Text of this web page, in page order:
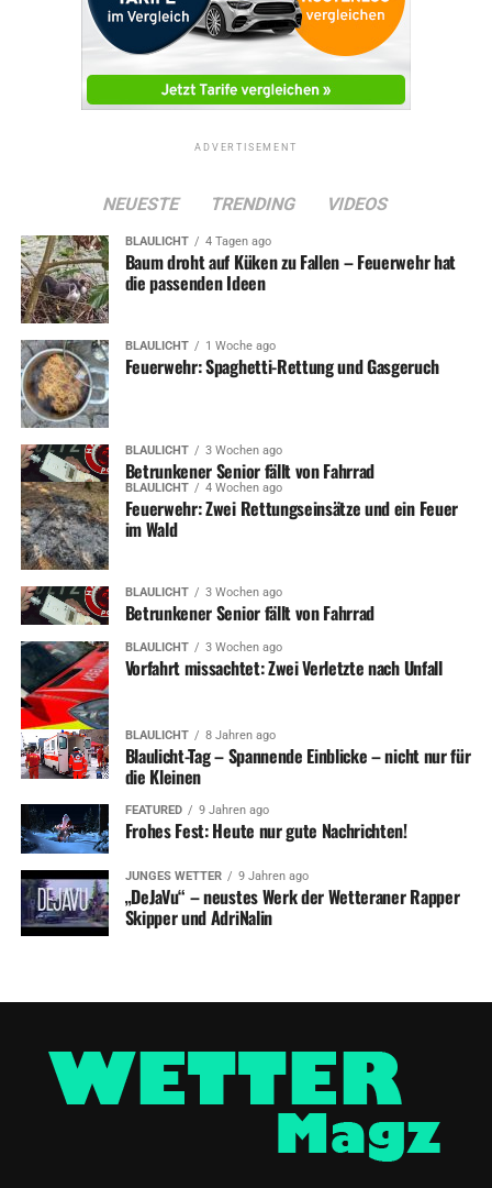
ADVERTISEMENT
NEUESTE TRENDING VIDEOS
BLAULICHT 4 Tagen ago
Baum droht auf Küken zu Fallen – Feuerwehr hat
die passenden Ideen
BLAULICHT 1 Woche ago
Feuerwehr: Spaghetti-Rettung und Gasgeruch
BLAULICHT 3 Wochen ago
Betrunkener Senior fällt von Fahrrad
BLAULICHT 4 Wochen ago
Feuerwehr: Zwei Rettungseinsätze und ein Feuer
im Wald
BLAULICHT 3 Wochen ago
Betrunkener Senior fällt von Fahrrad
BLAULICHT 3 Wochen ago
Vorfahrt missachtet: Zwei Verletzte nach Unfall
BLAULICHT 8 Jahren ago
Blaulicht-Tag – Spannende Einblicke – nicht nur für
die Kleinen
FEATURED 9 Jahren ago
Frohes Fest: Heute nur gute Nachrichten!
JUNGES WETTER 9 Jahren ago
„DeJaVu“ – neustes Werk der Wetteraner Rapper
Skipper und AdriNalin